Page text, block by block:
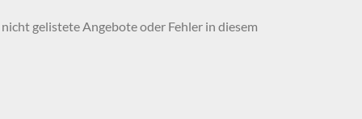
gelistete Angebote oder Fehler in diesem